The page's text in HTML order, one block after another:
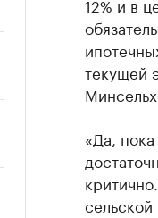
текущей
«Да,